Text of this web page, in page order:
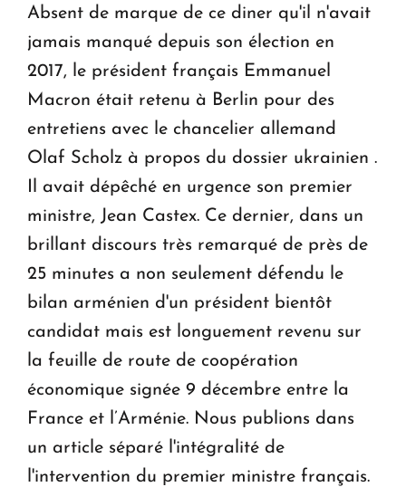
Absent de marque de ce diner qu'il n'avait
jamais manqué depuis son élection en
2017, le président français Emmanuel
Macron était retenu à Berlin pour des
entretiens avec le chancelier allemand
Olaf Scholz à propos du dossier ukrainien .
Il avait dépêché en urgence son premier
ministre, Jean Castex. Ce dernier, dans un
brillant discours très remarqué de près de
25 minutes a non seulement défendu le
bilan arménien d'un président bientôt
candidat mais est longuement revenu sur
la feuille de route de coopération
économique signée 9 décembre entre la
France et l’Arménie. Nous publions dans
un article séparé l'intégralité de
l'intervention du premier ministre français.